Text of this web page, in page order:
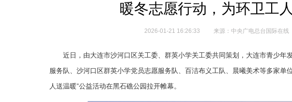
暖冬志愿行动，为环卫工
2026-01-21 16:26:33 来源：中央广电总台国际在线
近日，由大连市沙河口区关工委、群英小学关工委共同策划，大连市青少年
服务队、沙河口区群英小学党员志愿服务队、百洁布义工队、晨曦美术等多家单
人送温暖”公益活动在黑石礁公园拉开帷幕。‌